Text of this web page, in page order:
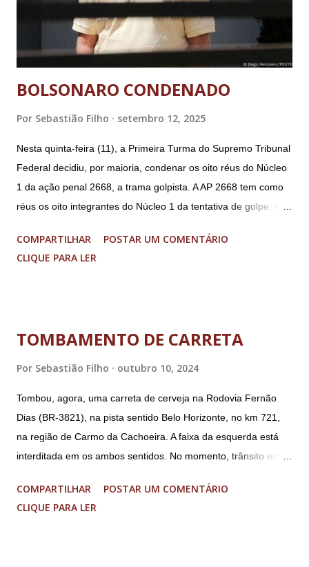
BOLSONARO CONDENADO
Por Sebastião Filho setembro 12, 2025
Nesta quinta-feira (11), a Primeira Turma do Supremo Tribunal
Federal decidiu, por maioria, condenar os oito réus do Núcleo
1 da ação penal 2668, a trama golpista. A AP 2668 tem como
réus os oito integrantes do Núcleo 1 da tentativa de golpe, ou
(PGR): o deputado federal Alexandre Ramagem, ex-diretor da
Agência Brasileira de Inteligência (Abin); o almirante Almir
Segurança Institucional (GSI); o tenente-coronel Mauro Cid,
Sérgio Nogueira, ex-ministro da Defesa; e o general da
reserva Walter Braga Netto, ex-ministro da Casa Civil e da
Defesa. A acusação envolveu os crimes de tentativa de
abolição violenta do Estado Democrático de Direito, golpe de
COMPARTILHAR
POSTAR UM COMENTÁRIO
CLIQUE PARA LER
TOMBAMENTO DE CARRETA
Por Sebastião Filho outubro 10, 2024
Tombou, agora, uma carreta de cerveja na Rodovia Fernão
Dias (BR-3821), na pista sentido Belo Horizonte, no km 721,
na região de Carmo da Cachoeira. A faixa da esquerda está
interditada em os ambos sentidos. No momento, trânsito está
Imagens @transitofernaodias *Por Sebastião Filho
COMPARTILHAR
POSTAR UM COMENTÁRIO
CLIQUE PARA LER